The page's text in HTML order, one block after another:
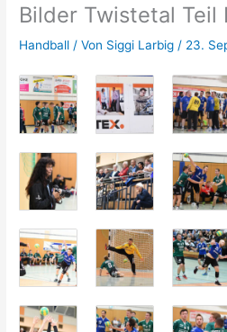
Bilder Twistetal Teil I
Handball / Von Siggi Larbig / 23.